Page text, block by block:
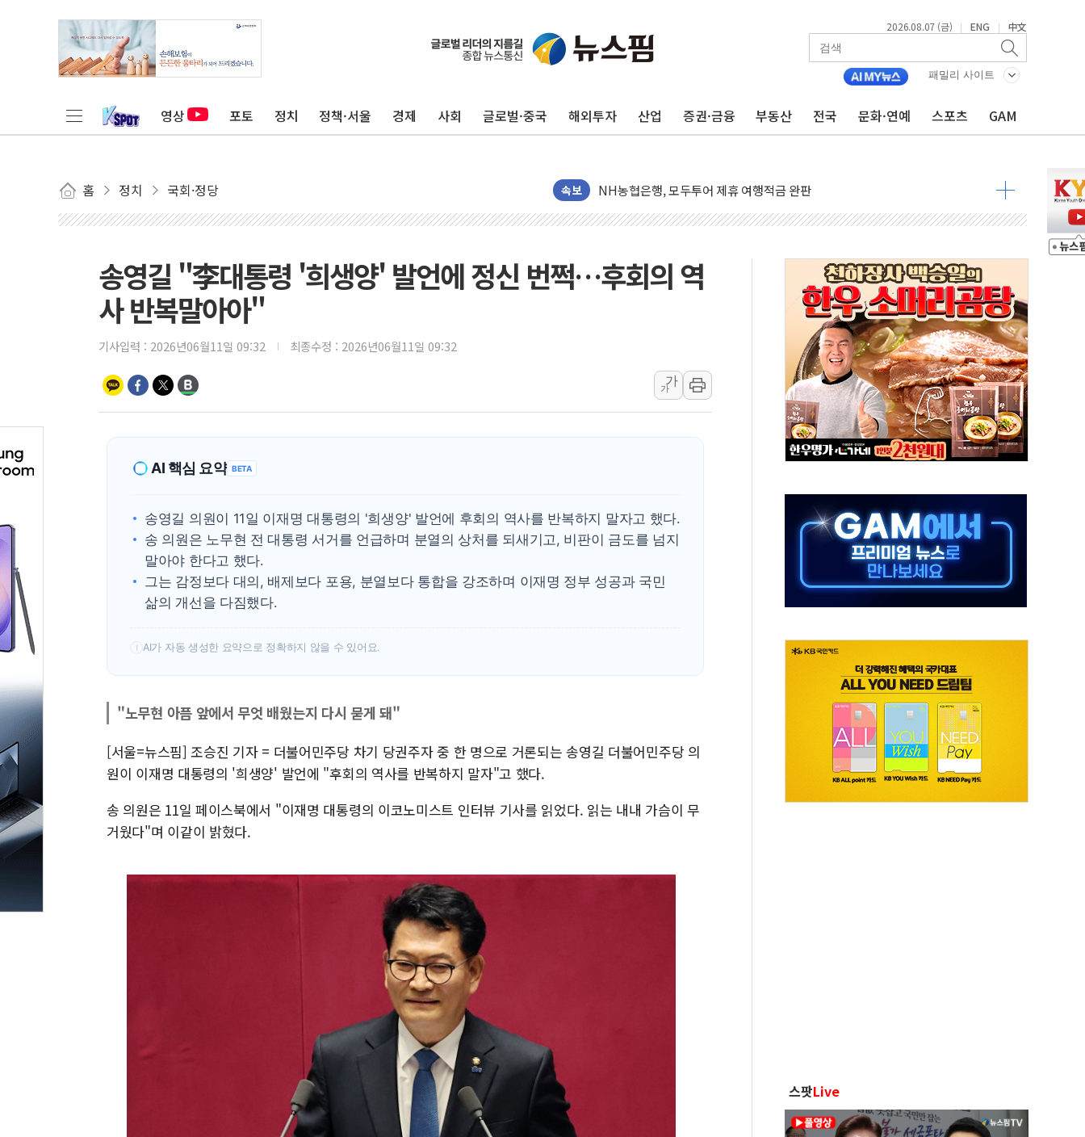
2026.08.07 (금) | ENG | 中文
패밀리 사이트
영상 포토 정치 정책·서울 경제 사회 글로벌·중국 해외투자 산업 증권·금융 부동산 전국 문화·연예 스포츠 GAM
홈 정치 국회·정당 속보
전남광주 화정역 인근 도로 4중 추돌…1명 심정지·5명 부상
청도 문수리 야산서 산불 진화 중...진화헬기 3대 투입
헥토이노베이션, 상반기 매출 첫 2000억원 돌파
우리은행, 고창해상풍력에 4000억 금융 지원
민병덕 "오늘 67개 점포 영업 재개...장바구니에 홈플러스 담아달라" 호소
하나금융이 쏘아 올린 CIFO, 금융지주 포용금융 조직개편 신호탄
코스피·코스닥 오전 동반 하락…내린 종목이 두 배 넘어
'입추'인데 연일 찜통더위…김성환 기후부 장관 "예측범위 벗어나도 즉시대응"
"최대 2시간 앞서 침수 예측"…건설연, AI 위험기상 기술 개발
유니슨 "국내생산세액공제·인증제도 개선 수혜 기대"
창호 교체하다 난간 무너져…대전서 50대 일용직 추락 사망
장동혁 "규제와 대출 풀고 재개발·재건축 촉진하는 것이 부동산 정상화"
[속보] 종합특검, '尹 관저 이전 감사 무마' 유병호 감사위원 구속 기소
AI에 승부 건 네이버…내년 AI 팩토리 매출 본격화
日, 4~6월 105조원 환시 개입...4월 말 '56조원' 사상 최대
경찰, '300억대 사기 혐의' 차가원 대표 구속 송치
송영길 "李대통령 '희생양' 발언에 정신 번쩍…후회의 역
사 반복말아아"
기사입력 : 2026년06월11일 09:32 최종수정 : 2026년06월11일 09:32
가
가
AI 핵심 요약 BETA
송영길 의원이 11일 이재명 대통령의 '희생양' 발언에 후회의 역사를 반복하지 말자고 했다.
송 의원은 노무현 전 대통령 서거를 언급하며 분열의 상처를 되새기고, 비판이 금도를 넘지
말아야 한다고 했다.
그는 감정보다 대의, 배제보다 포용, 분열보다 통합을 강조하며 이재명 정부 성공과 국민
삶의 개선을 다짐했다.
! AI가 자동 생성한 요약으로 정확하지 않을 수 있어요.
"노무현 아픔 앞에서 무엇 배웠는지 다시 묻게 돼"
[서울=뉴스핌] 조승진 기자 = 더불어민주당 차기 당권주자 중 한 명으로 거론되는 송영길 더불어민주당 의
원이 이재명 대통령의 '희생양' 발언에 "후회의 역사를 반복하지 말자"고 했다.
송 의원은 11일 페이스북에서 "이재명 대통령의 이코노미스트 인터뷰 기사를 읽었다. 읽는 내내 가슴이 무
거웠다"며 이같이 밝혔다.
스팟Live